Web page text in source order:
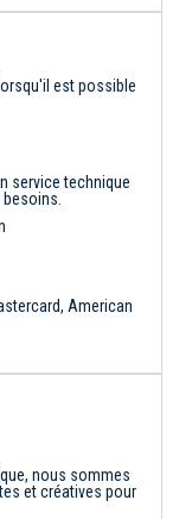
est possible
service technique
American
nous sommes
et créatives pour